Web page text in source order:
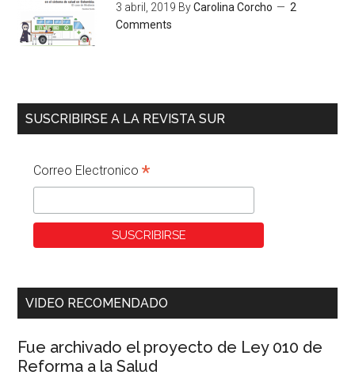
3 abril, 2019 ByCarolina Corcho
2
Comments
SUSCRIBIRSE A LA REVISTA SUR
Correo Electronico*
VIDEO RECOMENDADO
Fue archivado el proyecto de Ley 010 de
Reforma a la Salud